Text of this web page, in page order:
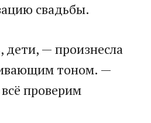
свадьбы.
дети, — произнесла
тоном. —
проверим